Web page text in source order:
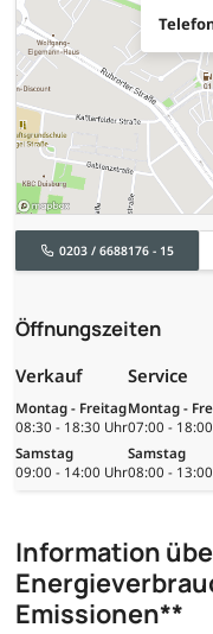
0203 / 6688176 - 15
Öffnungszeiten
Verkauf
Montag - Freitag
08:30 - 18:30 Uhr
Samstag
09:00 - 14:00 Uhr
Service
Montag -
07:00 -
Samstag
08:00 -
Information
Emissionen**